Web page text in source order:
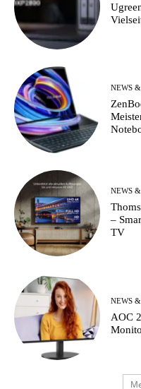
NEWS
NEWS
–
TV
NEWS
AOC